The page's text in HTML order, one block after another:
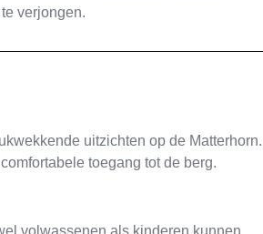
verjongen.
uitzichten op de Matterhorn.
toegang tot de berg.
volwassenen als kinderen kunnen